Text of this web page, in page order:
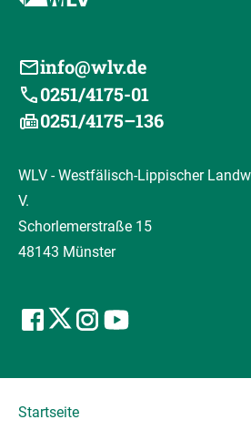
info@wlv.de
0251/4175-01
0251/4175–136
WLV - Westfälisch-Lippischer
V.
Schorlemerstraße 15
48143 Münster
Startseite